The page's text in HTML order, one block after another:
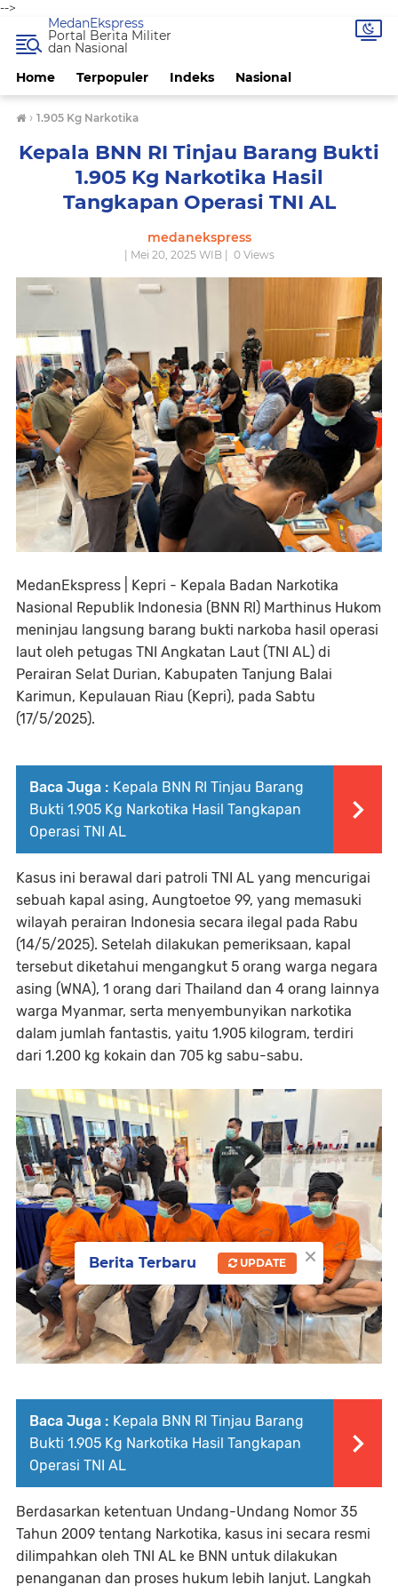
-->
Home Terpopuler Indeks Nasional
MedanEkspress
Portal Berita Militer
dan Nasional
› 1.905 Kg Narkotika
Kepala BNN RI Tinjau Barang Bukti
1.905 Kg Narkotika Hasil
Tangkapan Operasi TNI AL
medanekspress
| Mei 20, 2025 WIB | 0Views
MedanEkspress | Kepri - Kepala Badan Narkotika
Nasional Republik Indonesia (BNN RI) Marthinus Hukom
meninjau langsung barang bukti narkoba hasil operasi
laut oleh petugas TNI Angkatan Laut (TNI AL) di
Perairan Selat Durian, Kabupaten Tanjung Balai
Karimun, Kepulauan Riau (Kepri), pada Sabtu
(17/5/2025).
Baca Juga : Kepala BNN RI Tinjau Barang
Bukti 1.905 Kg Narkotika Hasil Tangkapan
Operasi TNI AL
Kasus ini berawal dari patroli TNI AL yang mencurigai
sebuah kapal asing, Aungtoetoe 99, yang memasuki
wilayah perairan Indonesia secara ilegal pada Rabu
(14/5/2025). Setelah dilakukan pemeriksaan, kapal
tersebut diketahui mengangkut 5 orang warga negara
asing (WNA), 1 orang dari Thailand dan 4 orang lainnya
warga Myanmar, serta menyembunyikan narkotika
dalam jumlah fantastis, yaitu 1.905 kilogram, terdiri
dari 1.200 kg kokain dan 705 kg sabu-sabu.
Baca Juga : Kepala BNN RI Tinjau Barang
Bukti 1.905 Kg Narkotika Hasil Tangkapan
Operasi TNI AL
Berdasarkan ketentuan Undang-Undang Nomor 35
Tahun 2009 tentang Narkotika, kasus ini secara resmi
dilimpahkan oleh TNI AL ke BNN untuk dilakukan
penanganan dan proses hukum lebih lanjut. Langkah
×
Berita Terbaru UPDATE